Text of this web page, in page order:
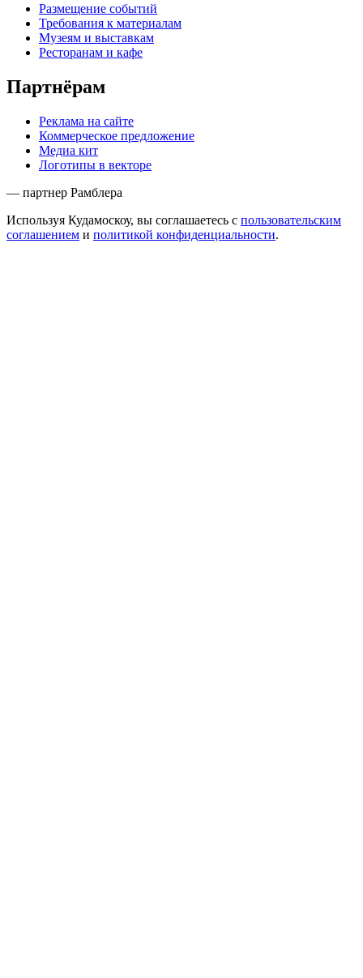
Размещение событий
Требования к материалам
Музеям и выставкам
Ресторанам и кафе
Партнёрам
Реклама на сайте
Коммерческое предложение
Медиа кит
Логотипы в векторе
— партнер Рамблера
Используя Кудамоскоу, вы соглашаетесь с пользовательским
соглашением и политикой конфиденциальности.